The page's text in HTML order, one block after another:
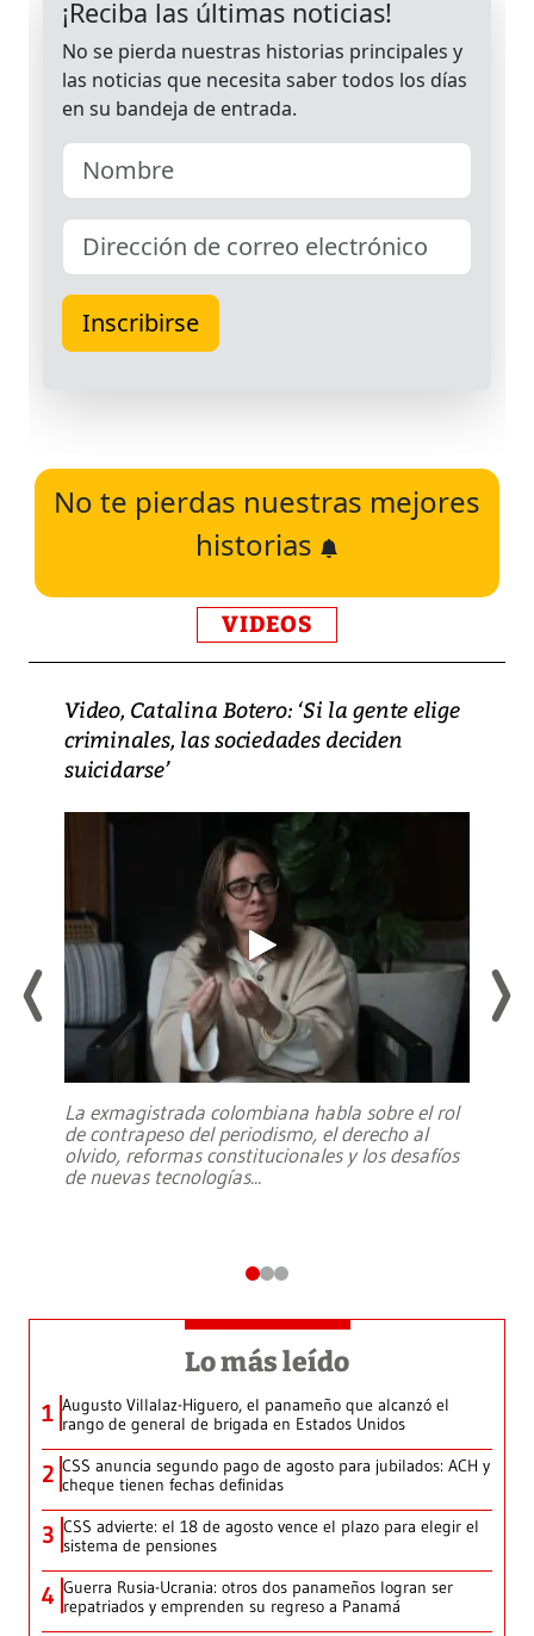
No te pierdas nuestras mejores
historias
VIDEOS
Video, Catalina Botero: ‘Si la gente elige
criminales, las sociedades deciden
suicidarse’
La exmagistrada colombiana habla sobre el rol
de contrapeso del periodismo, el derecho al
olvido, reformas constitucionales y los desafíos
de nuevas tecnologías...
Lo más leído
1 Augusto Villalaz-Higuero, el panameño que alcanzó el
rango de general de brigada en Estados Unidos
2 CSS anuncia segundo pago de agosto para jubilados: ACH y
cheque tienen fechas definidas
3 CSS advierte: el 18 de agosto vence el plazo para elegir el
sistema de pensiones
4 Guerra Rusia-Ucrania: otros dos panameños logran ser
repatriados y emprenden su regreso a Panamá